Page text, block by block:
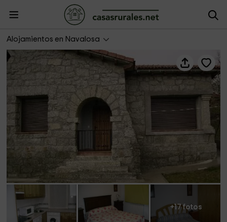
Alojamientos en Navalosa
Casa Rural del Maestro I
+17 fotos